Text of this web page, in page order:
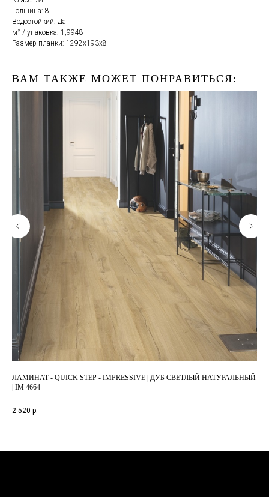
Толщина: 8
Водостойкий: Да
м² / упаковка: 1,9948
Размер планки: 1292х193х8
ВАМ ТАКЖЕ МОЖЕТ ПОНРАВИТЬСЯ:
ЛАМИНАТ - QUICK STEP - IMPRESSIVE | ДУБ СВЕТЛЫЙ НАТУРАЛЬНЫЙ
| IM 4664
2 520 р.